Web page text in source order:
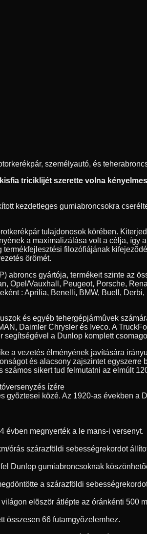
személyautó, és
triciklijét szerette volna
kezdetleges gumiabroncsokra
tulajdonosok körében.
a maximalizálása volt a célja,
filozófiájának
örömét.
gyártója, termékeit szinte az
Opel/Vauxhall, Peugeot, Porsche,
: Aprilia, Benelli, BMW, Buell,
és egyéb tehergépjármûvek
Daimler Chrysler és Iveco. A
a Dunlop komplett
a vezetés élményének javítására
és alacsony zajszintet
sikert tud felmutatni az elmúlt
ízére
közé. Az 1920-as években a
évben megnyerték a le mans-i versenyt.
órás szárazföldi sebességrekordot
Dunlop gumiabroncsoknak
a szárazföldi
elõször átlépte az óránkénti 500
összesen 66 futamgyõzelemhez.